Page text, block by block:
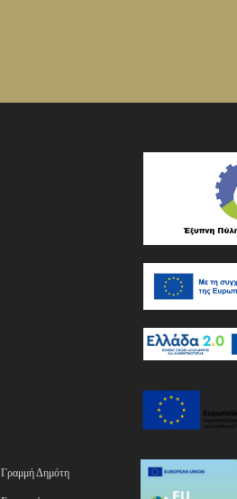
Γραμμή Δημότη